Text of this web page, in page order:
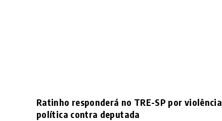
Ratinho responderá no TRE-SP por violência
política contra deputada